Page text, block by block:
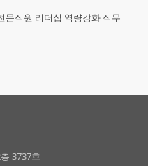
문직원 리더십 역량강화 직무
3737호